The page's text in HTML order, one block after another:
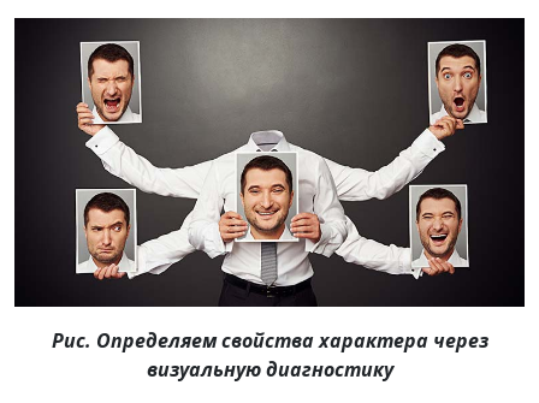
Рис. Определяем свойства характера через
визуальную диагностику